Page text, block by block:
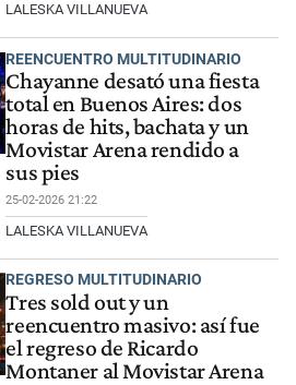
LALESKA VILLANUEVA
REENCUENTRO MULTITUDINARIO
Chayanne desató una fiesta
total en Buenos Aires: dos
horas de hits, bachata y un
Movistar Arena rendido a
sus pies
25-02-2026 21:22
LALESKA VILLANUEVA
REGRESO MULTITUDINARIO
Tres sold out y un
reencuentro masivo: así fue
el regreso de Ricardo
Montaner al Movistar Arena